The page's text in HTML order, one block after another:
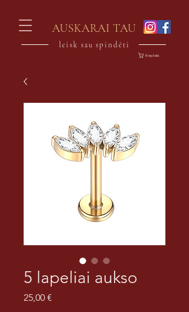
AUSKARAI TAU
leisk sau spindėti
Krepšelis
5 lapeliai aukso
25,00 €